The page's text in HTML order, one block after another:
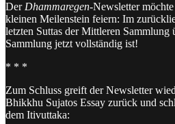
Der Dhammaregen-Newsletter
kleinen Meilenstein feiern: Im
letzten Suttas der Mittleren Sammlung
Sammlung jetzt vollständig ist!
* * *
Zum Schluss greift der Newsletter
Bhikkhu Sujatos Essay zurück und
dem Itivuttaka: